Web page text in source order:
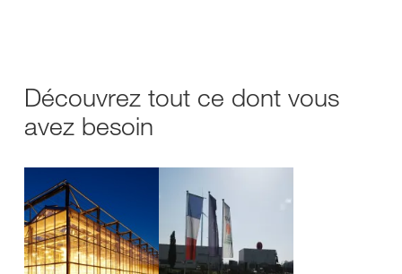
Découvrez tout ce dont vous
avez besoin